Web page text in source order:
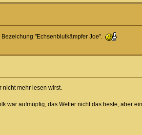
"Echsenblutkämpfer Joe".
mehr lesen wirst.
war aufmüpfig, das Wetter nicht das beste, aber